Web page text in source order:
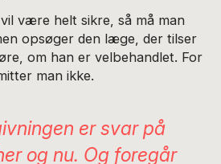
være helt sikre, så må man
opsøger den læge, der tilser
om han er velbehandlet. For
man ikke.
er svar på
og nu. Og foregår